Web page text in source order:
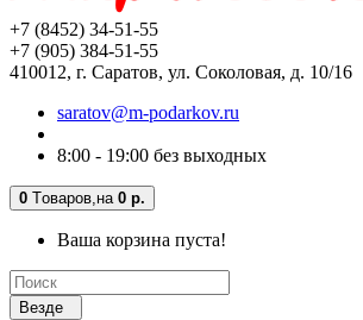
+7 (8452) 34-51-55
+7 (905) 384-51-55
410012, г. Саратов, ул. Соколовая, д. 10/16
saratov@m-podarkov.ru
8:00 - 19:00 без выходных
0 Tоваров, на 0 р.
Ваша корзина пуста!
Везде